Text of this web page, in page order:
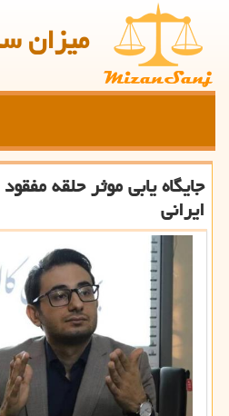
میزان
جایگاه یابی موثر حلقه
ایرانی